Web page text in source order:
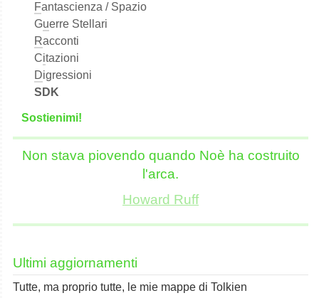
Fantascienza / Spazio
Guerre Stellari
Racconti
Citazioni
Digressioni
SDK
Sostienimi!
Non stava piovendo quando Noè ha costruito
l'arca.
Howard Ruff
Ultimi aggiornamenti
Tutte, ma proprio tutte, le mie mappe di Tolkien